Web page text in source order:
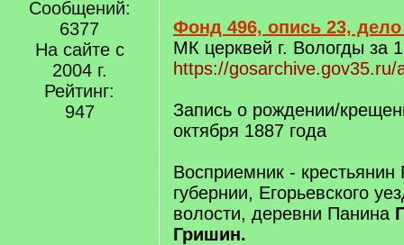
Сообщений:
6377
На сайте с
2004 г.
Рейтинг:
947
Фонд 496, опись 23, дело
МК церквей г. Вологды за
https://
Запись о рождении/
октября 1887 года
Восприемник - крестьянин
губернии, Егорьевского
волости, деревни Панина
Гришин.